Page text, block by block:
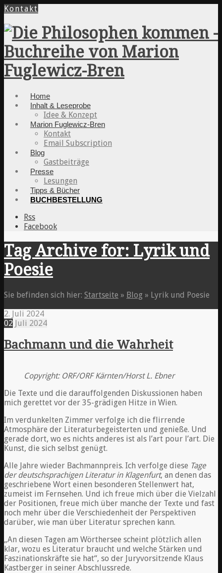
Kontakt
Home
Inhalt & Leseprobe
Idee & Konzept
Marion Fuglewicz-Bren
Kontakt
Email Subscription
Blog
Gastbeiträge
Presse
Lesungen
Tipps & Bücher
BUCHBESTELLUNG
Rss
Facebook
Tag Archive for: Lyrik und
Poesie
Sie befinden sich hier: Startseite » Blog » Lyrik und Poesie
2. Juli 2024
02 Juli 2024
Bachmann und die Wahrheit
Copyright: ORF/ORF Kärnten/Horst L. Ebner
Die Texte und die darauffolgenden Diskussionen haben
mich gerettet vor der 35-grädigen Hitze in Wien.
Im verdunkelten Zimmer verfolge ich die flirrende
Atmosphäre der Literaturbegeisterten und genieße. Und
gerade dort, wo es nichts anderes ist als l’art pour l’art. Die
Kunst, die sich selbst genügt.
Alle Jahre wieder Bachmannpreis. Ich verfolge diese Tage
der deutschsprachigen Literatur in Klagenfurt, an denen das
geschriebene Wort einen besonderen Stellenwert hat,
zumeist im Fernsehen. Und ich freue mich über die Vielzahl
der Positionen, freue mich über manche der Texte und fast
noch mehr über die Verschiedenheit der Perspektiven
darüber, wie man über Literatur sprechen kann.
„An diesen Tagen am Wörthersee scheint plötzlich allen
klar, wozu es Literatur braucht und welche Stärken und
Faszinationskräfte sie hat“, so der Juryvorsitzende Klaus
Kastberger in seiner Abschlussrede.